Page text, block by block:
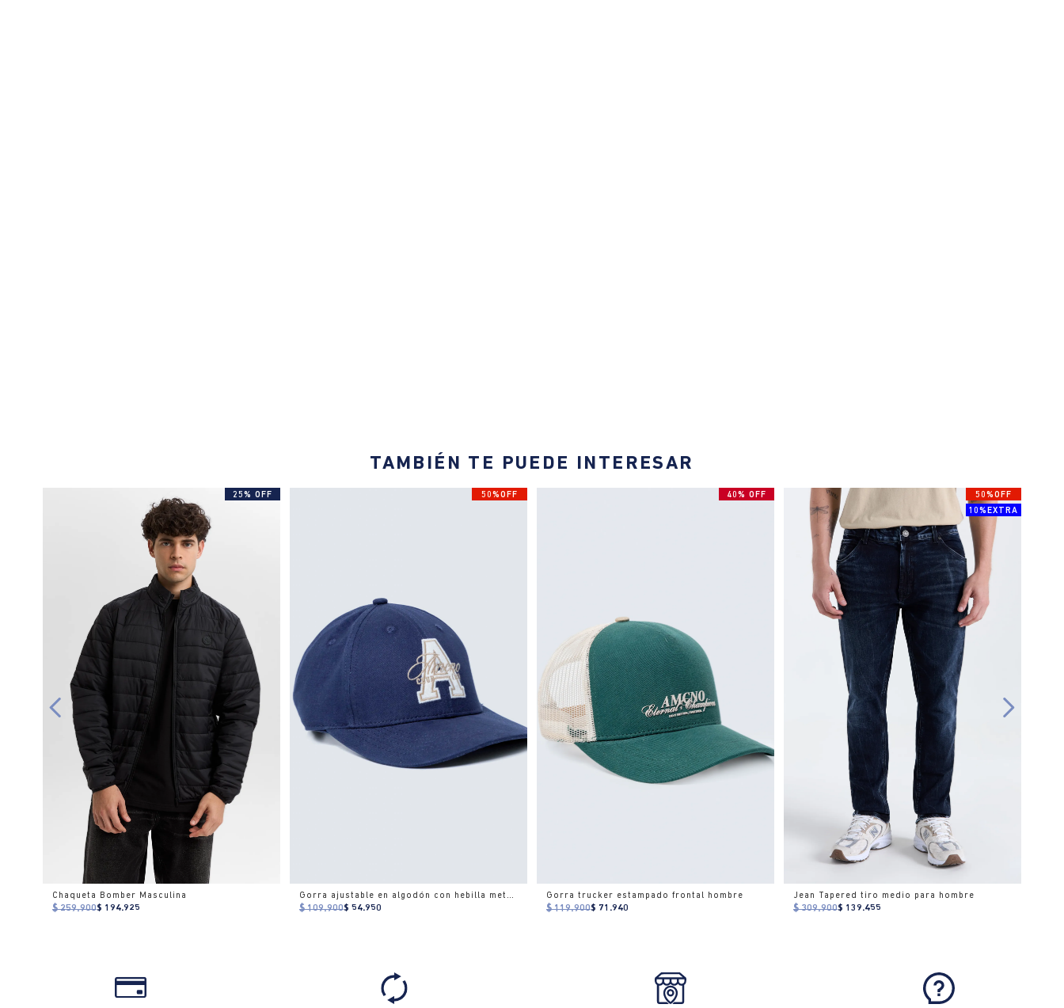
TAMBIÉN TE PUEDE INTERESAR
25% OFF
Chaqueta Bomber Masculina
$ 259.900$ 194.925
50%OFF
Gorra ajustable en algodón con hebilla metálica
$ 109.900$ 54.950
40% OFF
Gorra trucker estampado frontal hombre
$ 119.900$ 71.940
50%OFF
10%EXTRA
Jean Tapered tiro medio para hombre
$ 309.900$ 139.455